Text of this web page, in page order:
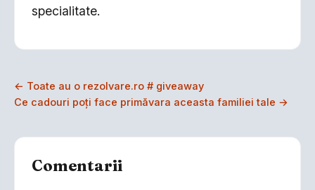
specialitate.
← Toate au o rezolvare.ro # giveaway
Ce cadouri poți face primăvara aceasta familiei tale →
Comentarii